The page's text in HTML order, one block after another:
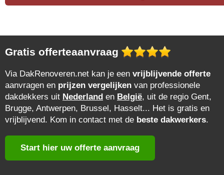
Gratis offerteaanvraag
Via DakRenoveren.net kan je een vrijblijvende offerte
aanvragen en prijzen vergelijken van professionele
dakdekkers uit Nederland en België, uit de regio Gent,
Brugge, Antwerpen, Brussel, Hasselt... Het is gratis en
vrijblijvend. Kom in contact met de beste dakwerkers.
Start hier uw offerte aanvraag